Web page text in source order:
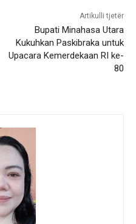
Artikulli tjetër
Bupati Minahasa Utara
Kukuhkan Paskibraka untuk
Upacara Kemerdekaan RI ke-
80